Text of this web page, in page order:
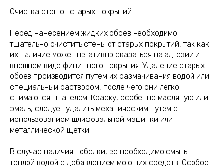
Очистка стен от старых покрытий
Перед нанесением жидких обоев необходимо
тщательно очистить стены от старых покрытий, так как
их наличие может негативно сказаться на адгезии и
внешнем виде финишного покрытия. Удаление старых
обоев производится путем их размачивания водой или
специальным раствором, после чего они легко
снимаются шпателем. Краску, особенно масляную или
эмаль, следует удалить механическим путем с
использованием шлифовальной машинки или
металлической щетки.
В случае наличия побелки, ее необходимо смыть
теплой водой с добавлением моющих средств. Особое